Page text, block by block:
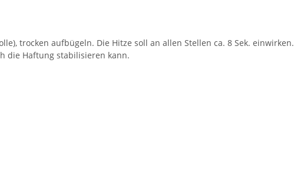
trocken aufbügeln. Die Hitze soll an allen Stellen ca. 8 Sek. einwirken.
die Haftung stabilisieren kann.